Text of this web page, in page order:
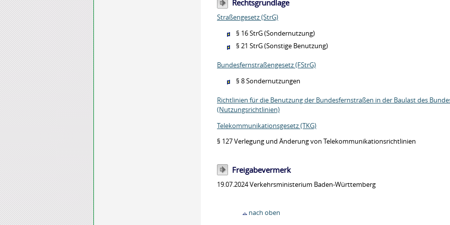
Rechtsgrundlage
Straßengesetz (StrG)
§ 16 StrG (Sondernutzung)
§ 21 StrG(Sonstige Benutzung)
Bundesfernstraßengesetz (FStrG)
§ 8Sondernutzungen
Richtlinien für die Benutzung der Bundesfernstraßen in der Baulast des
(Nutzungsrichtlinien)
Telekommunikationsgesetz (TKG)
§ 127 Verlegung und Änderung von Telekommunikationsrichtlinien
Freigabevermerk
19.07.2024 Verkehrsministerium Baden-Württemberg
nach oben